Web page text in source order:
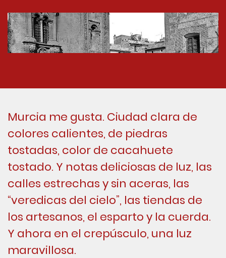
Murcia me gusta. Ciudad clara de
colores calientes, de piedras
tostadas, color de cacahuete
tostado. Y notas deliciosas de luz, las
calles estrechas y sin aceras, las
“veredicas del cielo”, las tiendas de
los artesanos, el esparto y la cuerda.
Y ahora en el crepúsculo, una luz
maravillosa.